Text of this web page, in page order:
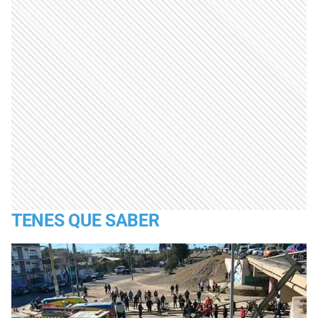
TENES QUE SABER